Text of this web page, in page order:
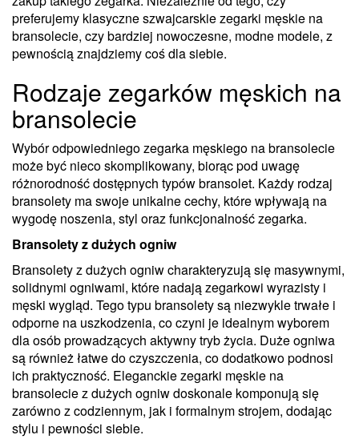
preferujemy klasyczne szwajcarskie zegarki męskie na
bransolecie, czy bardziej nowoczesne, modne modele, z
pewnością znajdziemy coś dla siebie.
Rodzaje zegarków męskich na
bransolecie
Wybór odpowiedniego zegarka męskiego na bransolecie
może być nieco skomplikowany, biorąc pod uwagę
różnorodność dostępnych typów bransolet. Każdy rodzaj
bransolety ma swoje unikalne cechy, które wpływają na
wygodę noszenia, styl oraz funkcjonalność zegarka.
Bransolety z dużych ogniw
Bransolety z dużych ogniw charakteryzują się masywnymi,
solidnymi ogniwami, które nadają zegarkowi wyrazisty i
męski wygląd. Tego typu bransolety są niezwykle trwałe i
odporne na uszkodzenia, co czyni je idealnym wyborem
dla osób prowadzących aktywny tryb życia. Duże ogniwa
są również łatwe do czyszczenia, co dodatkowo podnosi
ich praktyczność. Eleganckie zegarki męskie na
bransolecie z dużych ogniw doskonale komponują się
zarówno z codziennym, jak i formalnym strojem, dodając
stylu i pewności siebie.